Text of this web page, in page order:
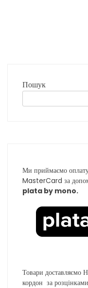
Пошук
Ми приймаємо
MasterCard за
plata by mono.
Товари доставляємо
кордон за